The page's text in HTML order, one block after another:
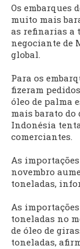
Os embarques
muito mais
as refinarias a
negociante de
global.
Para os
fizeram
óleo de palma
mais barato do
Indonésia
comerciantes.
As
novembro
toneladas,
As importações
toneladas no
de óleo de
toneladas,